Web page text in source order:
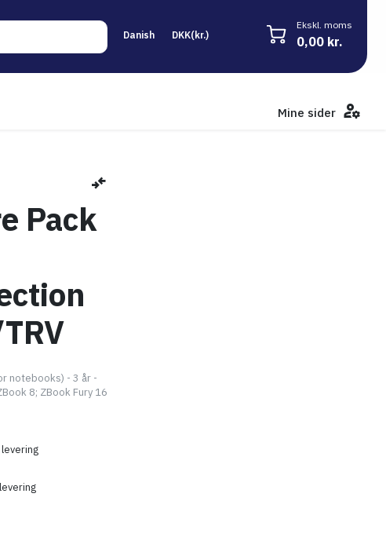
0,00 kr.
Ekskl. moms
Mine sider
Pack
notebooks) - 3 år -
8; ZBook Fury 16